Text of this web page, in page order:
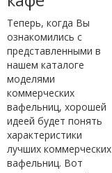
Теперь, когда Вы
ознакомились с
представленными в
нашем каталоге
моделями
коммерческих
вафельниц, хорошей
идеей будет понять
характеристики
лучших коммерческих
вафельниц. Вот